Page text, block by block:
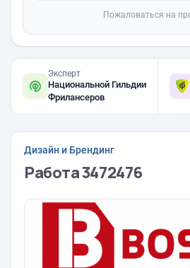
Пожаловаться на
Эксперт
Национальной Гильдии
Фрилансеров
Дизайн и Брендинг
Работа 3472476